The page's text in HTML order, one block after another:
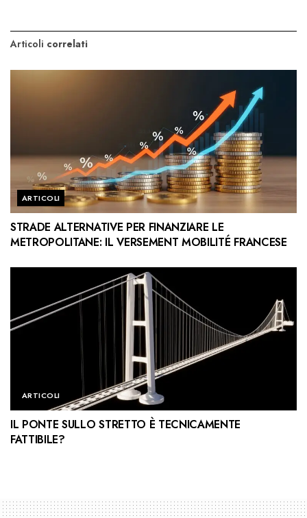
Articoli correlati
ARTICOLI
STRADE ALTERNATIVE PER FINANZIARE LE
METROPOLITANE: IL VERSEMENT MOBILITÉ FRANCESE
ARTICOLI
IL PONTE SULLO STRETTO È TECNICAMENTE
FATTIBILE?